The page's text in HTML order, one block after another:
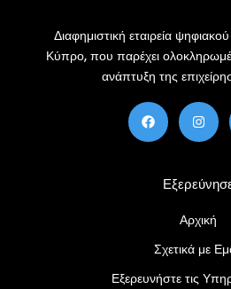
Διαφημιστική εταιρεία
Κύπρο, που παρέχει
ανάπτυξη της
F
a
c
e
Ί
ν
τ
γ
κ
α
μ
Αρχική
Σχετικά με
Εξερευνήστε τις